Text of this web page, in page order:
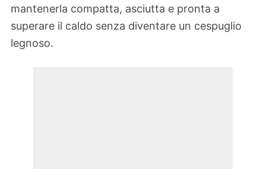
mantenerla compatta, asciutta e pronta a
superare il caldo senza diventare un cespuglio
legnoso.